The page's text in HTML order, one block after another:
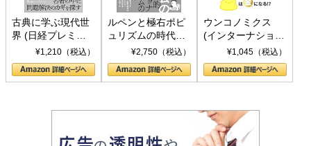
古典に学ぶ現代世
界 (日経プレミア
シリーズ)¥1,210（税込）
ルペンと極右ポピ
ュリズムの時代：
〈ヤヌス〉の二つ
の顔
¥2,750（税込）
ウンコノミクス
(インターナショナ
ル新書)¥1,045（税込）